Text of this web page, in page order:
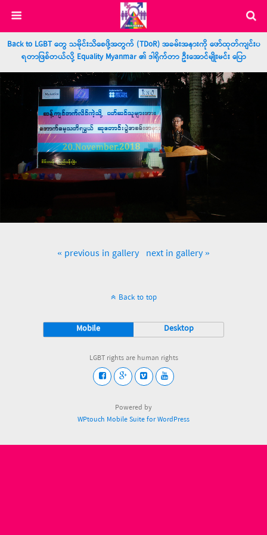
Back to LGBT တွေ သမိုင်းသိစေဖို့အတွက် (TDoR) အခမ်းအနားကို ဖော်ထုတ်ကျင်းပ
ရတာဖြစ်တယ်လို့ Equality Myanmar ၏ ဒါရိုက်တာ ဦးအောင်မျိုးမင်း ပြော
« previous in gallery next in gallery »
Back to top
Mobile Desktop
LGBT rights are human rights
Powered by
WPtouch Mobile Suite for WordPress